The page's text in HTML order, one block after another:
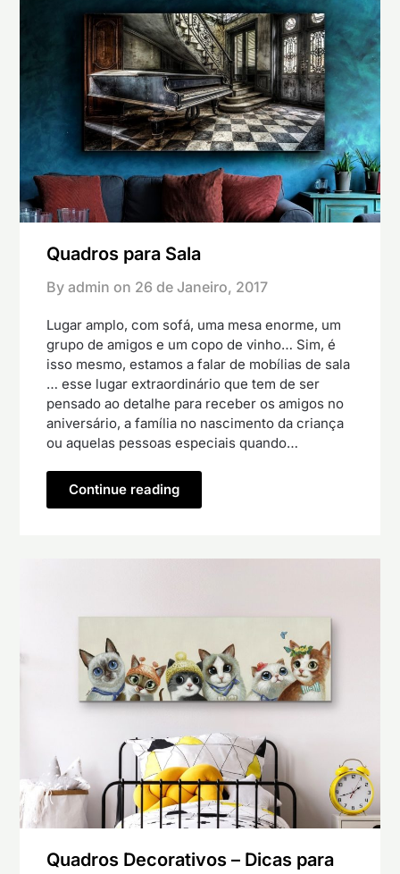
Quadros para Sala
By admin on 26 de Janeiro, 2017
Lugar amplo, com sofá, uma mesa enorme, um
grupo de amigos e um copo de vinho… Sim, é
isso mesmo, estamos a falar de mobílias de sala
… esse lugar extraordinário que tem de ser
pensado ao detalhe para receber os amigos no
aniversário, a família no nascimento da criança
ou aquelas pessoas especiais quando…
Continue reading
Quadros Decorativos – Dicas para